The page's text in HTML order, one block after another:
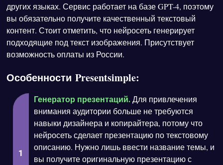
других языках. Сервис работает на базе GPT-4, поэтому
вы обязательно получите качественный текстовый
контент. Стоит отметить, что нейросеть генерирует
подходящие под текст изображения. Присутствует
возможность оплаты из России.
Особенности Presentsimple:
Генератор презентаций.Для привлечения
внимания аудитории больше не требуются
навыки дизайнера и копирайтера, потому что
нейросеть сделает презентацию по текстовому
описанию. Нужно лишь ввести название темы, и
вы получите оригинальную презентацию с